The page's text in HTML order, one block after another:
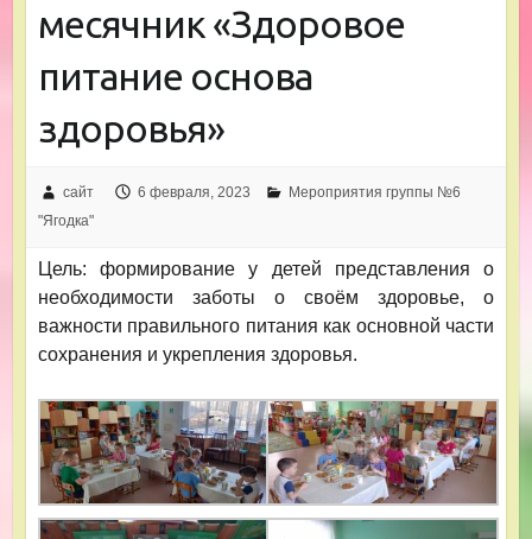
месячник «Здоровое
питание основа
здоровья»
сайт 6 февраля, 2023
Мероприятия группы №6
"Ягодка"
Цель: формирование у детей представления о
необходимости заботы о своём здоровье, о
важности правильного питания как основной части
сохранения и укрепления здоровья.